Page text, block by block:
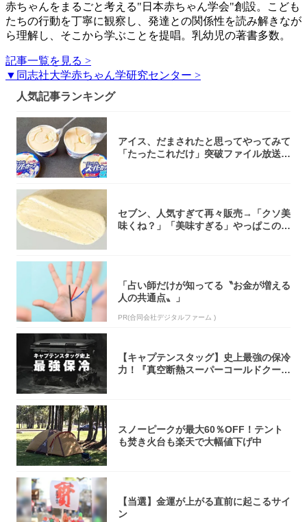
赤ちゃんをまるごと考える"日本赤ちゃん学会"創設。こども
たちの行動を丁寧に観察し、発達との関係性を読み解きなが
ら理解し、そこから学ぶことを提唱。乳幼児の著書多数。
記事一覧を見る >
▼同志社大学赤ちゃん学研究センター >
人気記事ランキング
アイス、だまされたと思ってやってみて
「たったこれだけ」突破ファイル放送で
セブン、人気すぎて再々販売→「クソ美
味くね？」「美味すぎる」やっぱこのク
「占い師だけが知ってる〝お金が増える
人の共通点〟」
PR(合同会社デジタルファーム )
【キャプテンスタッグ】史上最強の保冷
力！『真空断熱スーパーコールドクーラ
スノーピークが最大60％OFF！テント
も焚き火台も楽天で大幅値下げ中
【当選】金運が上がる直前に起こるサイ
ン